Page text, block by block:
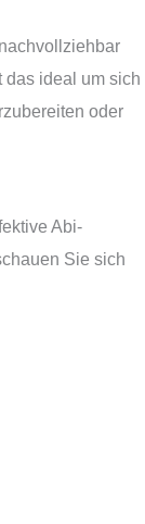
das ideal um sich
oder
Abi-
Sie sich